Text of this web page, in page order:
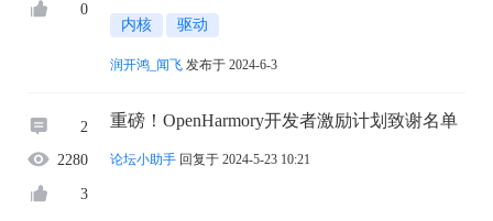
0
u + ohos的三方库移植 + 小程序开发 4、一切拥抱开源，拥抱
国产化 一、HCS文件（部分） root ...
内核 驱动
润开鸿_闻飞 发布于 2024-6-3
2
2280
3
重磅！OpenHarmory开发者激励计划致谢名单
论坛小助手 回复于 2024-5-23 10:21